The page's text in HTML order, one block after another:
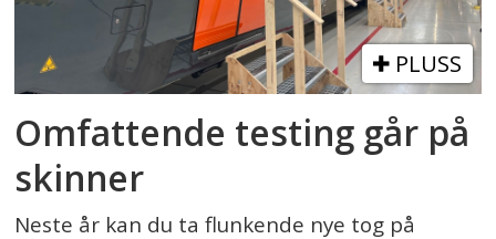
PLUSS
Omfattende testing går på
skinner
Neste år kan du ta flunkende nye tog på